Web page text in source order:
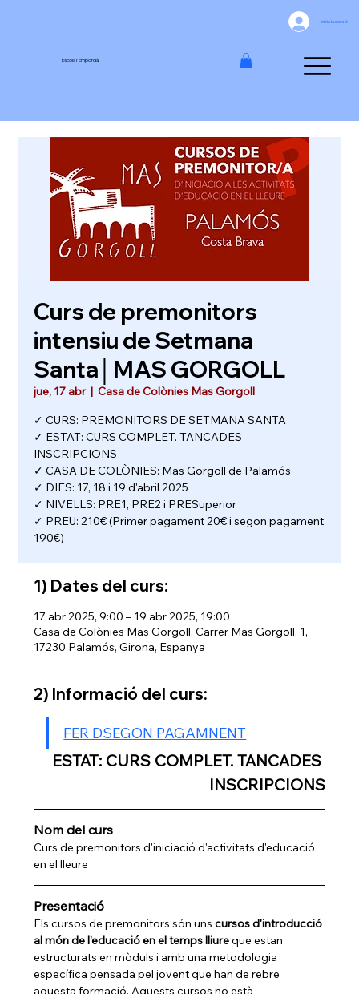
Escola l'Empordà
Inicia la sessió
Curs de premonitors
intensiu de Setmana
Santa│MAS GORGOLL
jue, 17 abr
  |
Casa de Colònies Mas Gorgoll
✓ CURS: PREMONITORS DE SETMANA SANTA
✓ ESTAT: CURS COMPLET. TANCADES
INSCRIPCIONS
✓ CASA DE COLÒNIES: Mas Gorgoll de Palamós
✓ DIES: 17, 18 i 19 d'abril 2025
✓ NIVELLS: PRE1, PRE2 i PRESuperior
✓ PREU: 210€ (Primer pagament 20€ i segon pagament
190€)
1) Dates del curs:
17 abr 2025, 9:00 – 19 abr 2025, 19:00
Casa de Colònies Mas Gorgoll, Carrer Mas Gorgoll, 1,
17230 Palamós, Girona, Espanya
2) Informació del curs:
FER DSEGON PAGAMNENT
ESTAT: CURS COMPLET. TANCADES
INSCRIPCIONS
Nom del curs
Curs de premonitors d'iniciació d'activitats d'educació
en el lleure
Presentació
Els cursos de premonitors són uns cursos d'introducció
al món de l'educació en el temps lliure que estan
estructurats en mòduls i amb una metodologia
específica pensada pel jovent que han de rebre
aquesta formació. Aquests cursos no està